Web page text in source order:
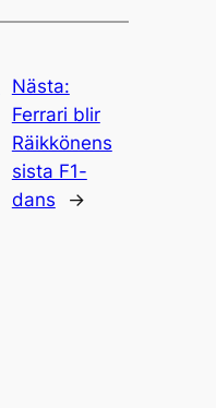
Nästa:
Ferrari blir
Räikkönens
sista F1-
dans
→